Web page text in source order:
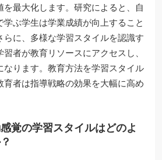
最大化します。研究によると、自
ぶ学生は学業成績が向上すること
らに、多様な学習スタイルを認識す
者が教育リソースにアクセスし、
なります。教育方法を学習スタイル
育者は指導戦略の効果を大幅に高め
覚の学習スタイルはどのよ